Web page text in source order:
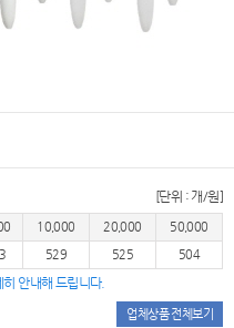
[단위 : 개/원]
10,000 20,000
50,000
529 525 504
안내해 드립니다.
업체상품 전체보기